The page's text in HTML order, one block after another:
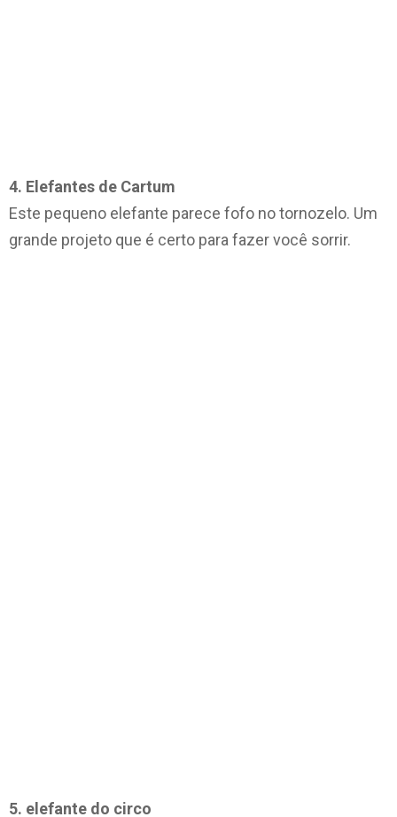
4. Elefantes de Cartum
Este pequeno elefante parece fofo no tornozelo. Um
grande projeto que é certo para fazer você sorrir.
5. elefante do circo